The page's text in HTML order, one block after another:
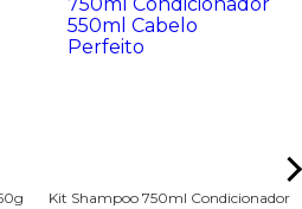
Kit Shampoo 750ml Condicionador